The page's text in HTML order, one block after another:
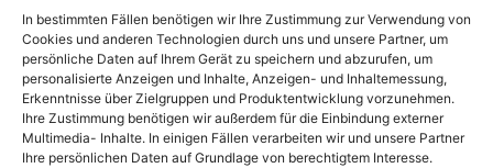
In bestimmten Fällen benötigen wir Ihre Zustimmung zur Verwendung von
Cookies und anderen Technologien durch uns und unsere Partner, um
persönliche Daten auf Ihrem Gerät zu speichern und abzurufen, um
personalisierte Anzeigen und Inhalte, Anzeigen- und Inhaltemessung,
Erkenntnisse über Zielgruppen und Produktentwicklung vorzunehmen.
Ihre Zustimmung benötigen wir außerdem für die Einbindung externer
Multimedia- Inhalte. In einigen Fällen verarbeiten wir und unsere Partner
Ihre persönlichen Daten auf Grundlage von berechtigtem Interesse.